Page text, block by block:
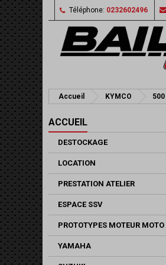
Téléphone: 0232602496
Accueil KYMCO
ACCUEIL
DESTOCKAGE
LOCATION
PRESTATION ATELIER
ESPACE SSV
PROTOTYPES MOTEUR MOTO
YAMAHA